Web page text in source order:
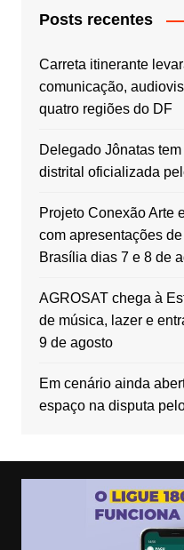
Posts recentes
Carreta itinerante
comunicação,
quatro regiões do DF
Delegado Jônatas
distrital oficializada
Projeto Conexão Arte
com apresentações
Brasília dias 7 e 8 de
AGROSAT chega à
de música, lazer e
9 de agosto
Em cenário ainda
espaço na disputa